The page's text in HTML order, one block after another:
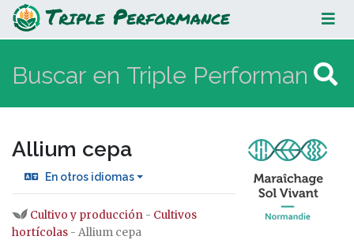
Allium cepa
Allium cepa
En otros idiomas
Saltar a:navegación, buscar
Cultivo y producción - Cultivos
hortícolas - Allium cepa